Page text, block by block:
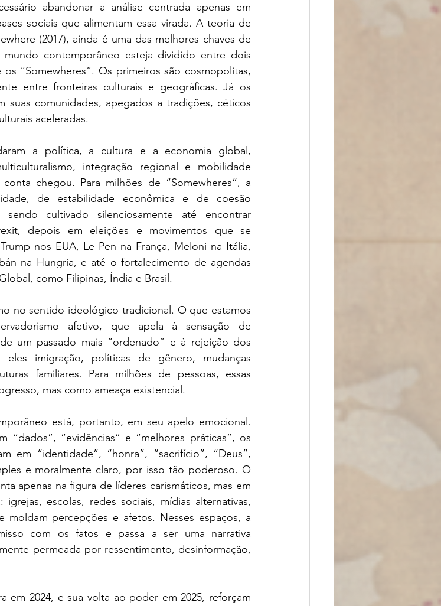
abandonar a análise centrada apenas em
sociais que alimentam essa virada. A teoria de
(2017), ainda é uma das melhores chaves de
contemporâneo esteja dividido entre dois
“Somewheres”. Os primeiros são cosmopolitas,
entre fronteiras culturais e geográficas. Já os
suas comunidades, apegados a tradições, céticos
aceleradas.
a política, a cultura e a economia global,
integração regional e mobilidade
chegou. Para milhões de “Somewheres”, a
de estabilidade econômica e de coesão
cultivado silenciosamente até encontrar
depois em eleições e movimentos que se
nos EUA, Le Pen na França, Meloni na Itália,
na Hungria, e até o fortalecimento de agendas
como Filipinas, Índia e Brasil.
no sentido ideológico tradicional. O que estamos
afetivo, que apela à sensação de
um passado mais “ordenado” e à rejeição dos
imigração, políticas de gênero, mudanças
familiares. Para milhões de pessoas, essas
mas como ameaça existencial.
está, portanto, em seu apelo emocional.
“dados”, “evidências” e “melhores práticas”, os
em “identidade”, “honra”, “sacrifício”, “Deus”,
e moralmente claro, por isso tão poderoso. O
apenas na figura de líderes carismáticos, mas em
escolas, redes sociais, mídias alternativas,
moldam percepções e afetos. Nesses espaços, a
com os fatos e passa a ser uma narrativa
permeada por ressentimento, desinformação,
em 2024, e sua volta ao poder em 2025, reforçam